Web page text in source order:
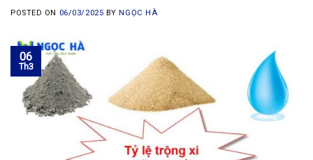
POSTED ON 06/03/2025 BYNGỌC HÀ
06
Th3